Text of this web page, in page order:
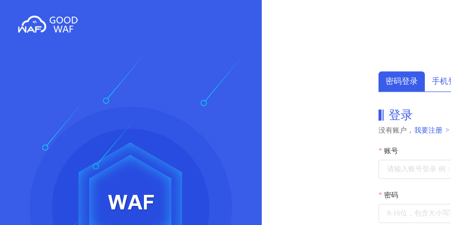
密码登录 手机
登录
没有账户， 我要注册 >
账号
密码